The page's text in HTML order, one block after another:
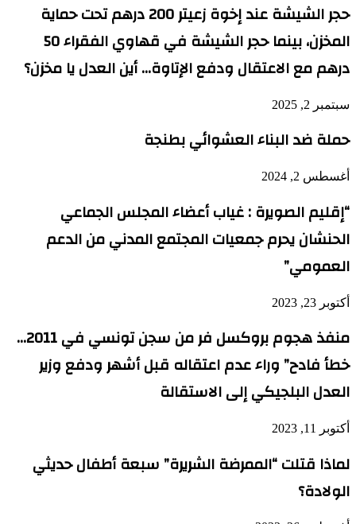
حجر الشيشة عند إخوة زعيتر 200 درهم تحت حماية
المخزن، بينما حجر الشيشة في قهاوي الفقراء 50
درهم مع الاعتقال ودفع الإتاوة… أين العدل يا مخزن؟
سبتمبر 2, 2025
حملة ضد البناء العشوائي بطنجة
أغسطس 2, 2024
“إقليم الصويرة : غياب أعضاء المجلس الجماعي
الحنشان يحرم جمعيات المجتمع المدني من الدعم
العمومي”
أكتوبر 23, 2023
منفذ هجوم بروكسل فر من سجن تونسي في 2011…
خطأ فادح” وراء عدم اعتقاله قبل أشهر ودفع وزير
العدل البلجيكي إلى الاستقالة
أكتوبر 11, 2023
لماذا قتلت “الممرضة الشريرة” سبعة أطفال حديثي
الولادة؟